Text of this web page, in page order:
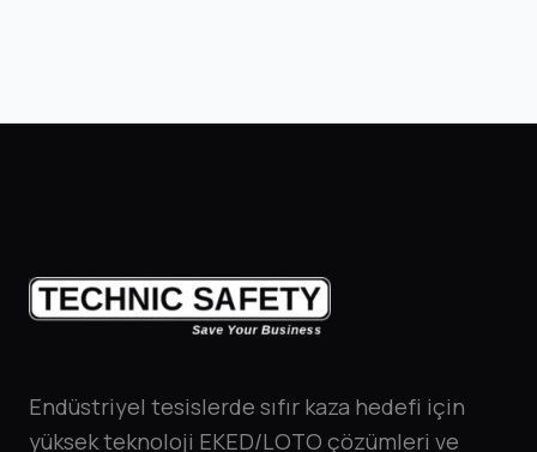
Endüstriyel tesislerde sıfır kaza hedefi için
yüksek teknoloji EKED/LOTO çözümleri ve